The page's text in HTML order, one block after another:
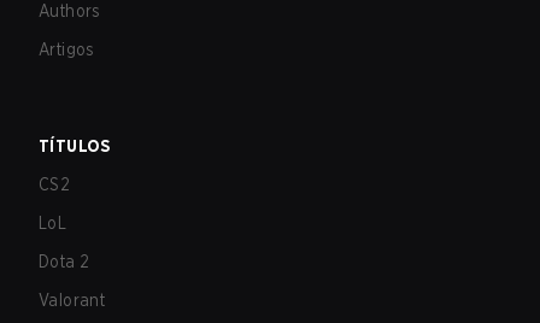
Authors
Artigos
TÍTULOS
CS2
LoL
Dota 2
Valorant